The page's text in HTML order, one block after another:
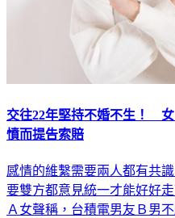
交往22年堅持不婚不生！
憤而提告索賠
感情的維繫需要兩人都有共
要雙方都意見統一才能好好
Ａ女聲稱，台積電男友Ｂ男